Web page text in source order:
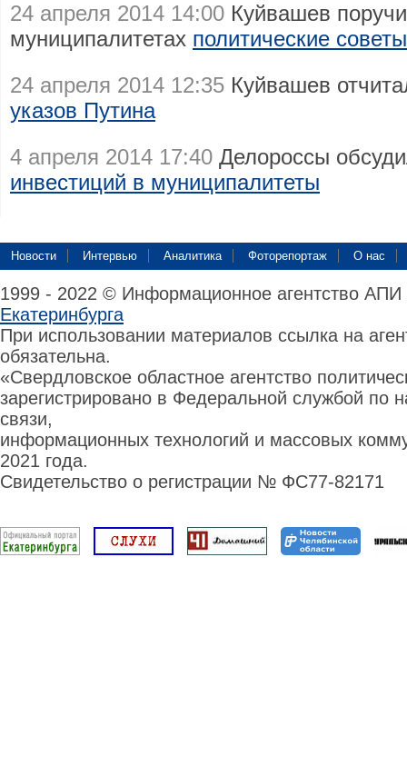
24 апреля 2014 14:00 Куйвашев
муниципалитетах политические советы
24 апреля 2014 12:35 Куйвашев
указов Путина
4 апреля 2014 17:40 Делороссы
инвестиций в муниципалитеты
Новости Интервью Аналитика Фоторепортаж О нас
1999 - 2022 © Информационное агентство
Екатеринбурга
При использовании материалов ссылка на
обязательна.
«Свердловское областное агентство
зарегистрировано в Федеральной службой по
связи,
информационных технологий и массовых
2021 года.
Свидетельство о регистрации № ФС77-82171